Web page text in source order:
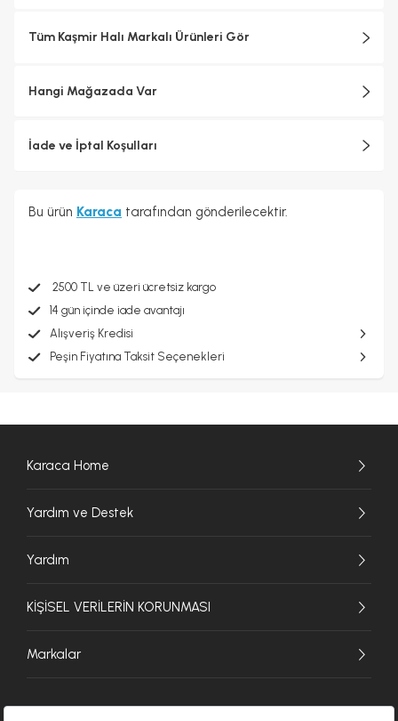
Tüm Kaşmir Halı Markalı Ürünleri Gör
Hangi Mağazada Var
İade ve İptal Koşulları
Bu ürün Karaca tarafından gönderilecektir.
2500 TL ve üzeri ücretsiz kargo
14 gün içinde iade avantajı
Alışveriş Kredisi
Peşin Fiyatına Taksit Seçenekleri
Karaca Home
Yardım ve Destek
Yardım
KİŞİSEL VERİLERİN KORUNMASI
Markalar